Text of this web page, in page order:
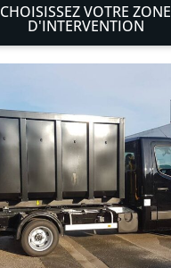
CHOISISSEZ VOTRE ZONE
D'INTERVENTION